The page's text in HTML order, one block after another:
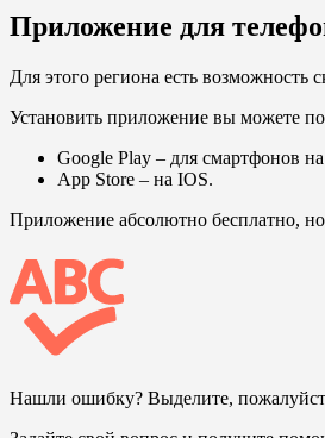
Приложение для
Для этого региона есть
Установить приложение вы можете
Google Play – для смартфонов
App Store – на IOS.
Приложение абсолютно бесплатно,
Нашли ошибку? Выделите,